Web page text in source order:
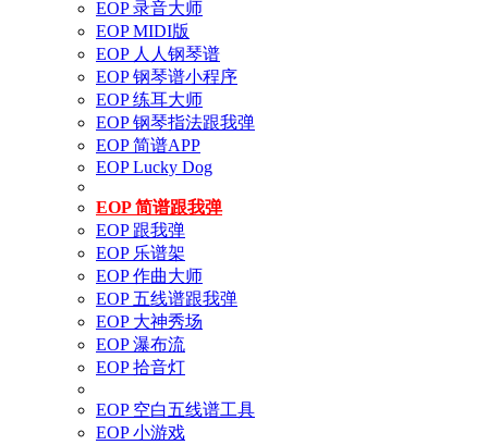
EOP 录音大师
EOP MIDI版
EOP 人人钢琴谱
EOP 钢琴谱小程序
EOP 练耳大师
EOP 钢琴指法跟我弹
EOP 简谱APP
EOP Lucky Dog
EOP 简谱跟我弹
EOP 跟我弹
EOP 乐谱架
EOP 作曲大师
EOP 五线谱跟我弹
EOP 大神秀场
EOP 瀑布流
EOP 拾音灯
EOP 空白五线谱工具
EOP 小游戏